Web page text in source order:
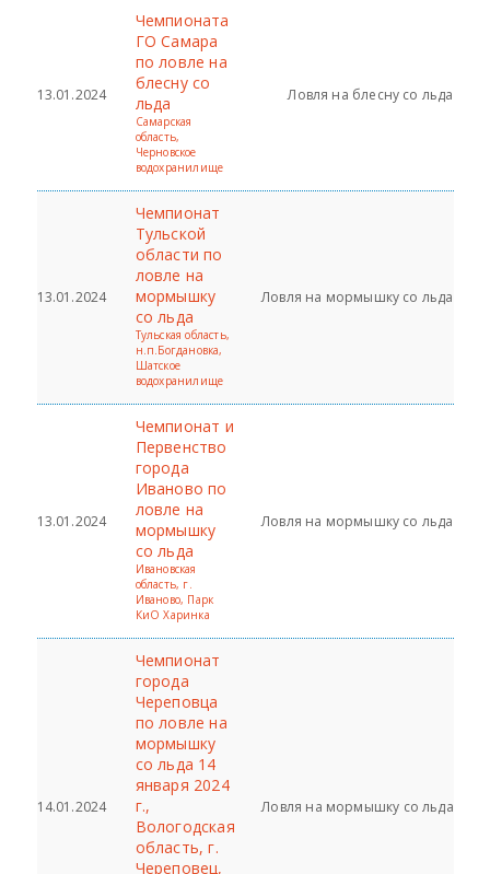
13.01.2024
Чемпионата
ГО Самара
по ловле на
блесну со
льда
Самарская
область,
Черновское
водохранилище
Ловля на блесну со льда
13.01.2024
Чемпионат
Тульской
области по
ловле на
мормышку
со льда
Тульская область,
н.п.Богдановка,
Шатское
водохранилище
Ловля на мормышку со льда
13.01.2024
Чемпионат и
Первенство
города
Иваново по
ловле на
мормышку
со льда
Ивановская
область, г.
Иваново, Парк
КиО Харинка
Ловля на мормышку со льда
14.01.2024
Чемпионат
города
Череповца
по ловле на
мормышку
со льда 14
января 2024
г.,
Вологодская
область, г.
Череповец,
Ловля на мормышку со льда